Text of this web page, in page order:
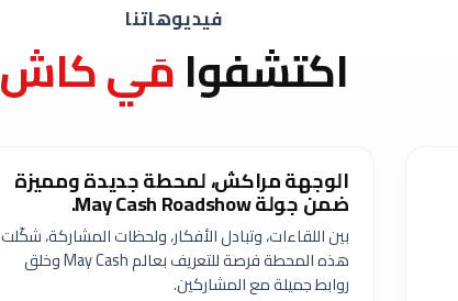
فيديوهاتنا
اكتشفوامَي كاش
الوجهة مراكش، لمحطة جديدة ومميزة
ضمن جولة May Cash Roadshow.
بين اللقاءات، وتبادل الأفكار، ولحظات المشاركة، شكّلت
هذه المحطة فرصة للتعريف بعالم May Cash وخلق
روابط جميلة مع المشاركين.